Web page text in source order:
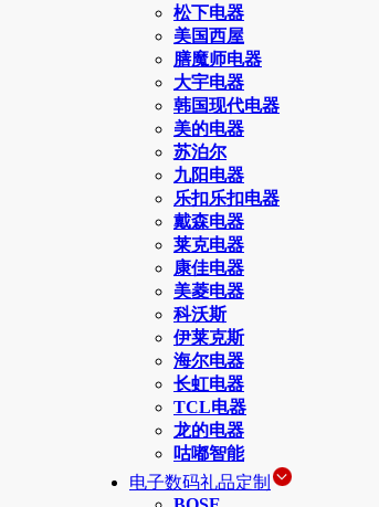
松下电器
美国西屋
膳魔师电器
大宇电器
韩国现代电器
美的电器
苏泊尔
九阳电器
乐扣乐扣电器
戴森电器
莱克电器
康佳电器
美菱电器
科沃斯
伊莱克斯
海尔电器
长虹电器
TCL电器
龙的电器
咕嘟智能
电子数码礼品定制